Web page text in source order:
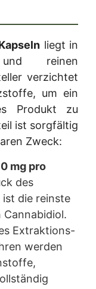
liegt in
reinen
verzichtet
um ein
Produkt zu
ist sorgfältig
Zweck:
mg pro
des
die reinste
Extraktions-
werden